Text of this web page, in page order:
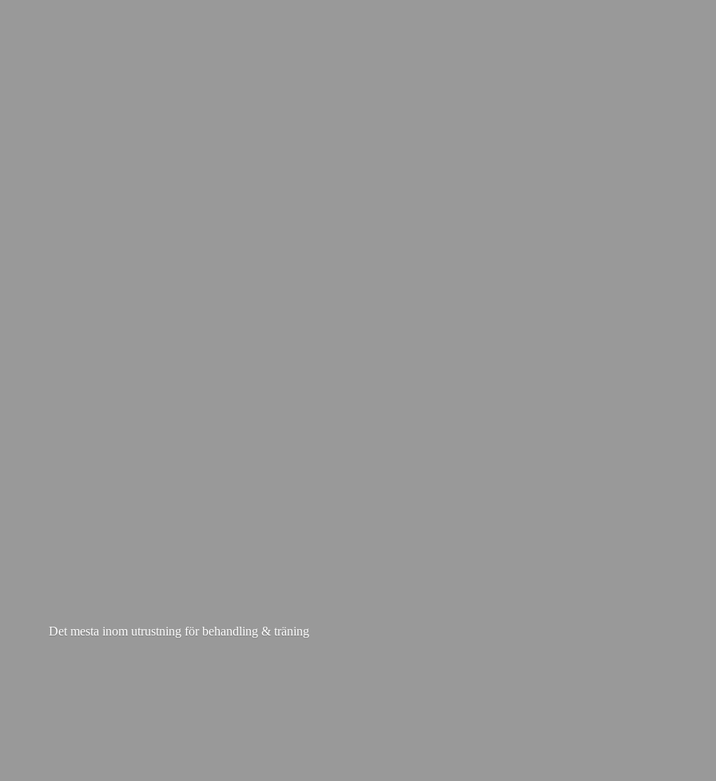
Det mesta inom utrustning för behandling & träning